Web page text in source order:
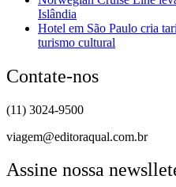
Islândia
Hotel em São Paulo cria
turismo cultural
Contate-nos
(11) 3024-9500
viagem@editoraqual.com.br
Assine nossa